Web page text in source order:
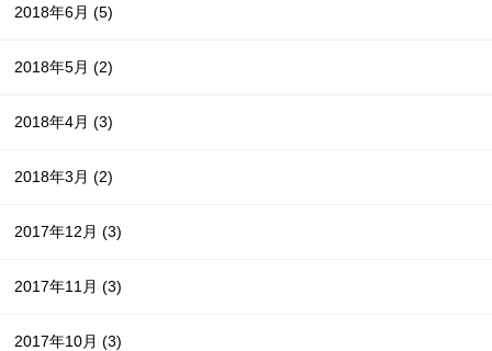
2018年6月(5)
2018年5月(2)
2018年4月(3)
2018年3月(2)
2017年12月(3)
2017年11月(3)
2017年10月(3)